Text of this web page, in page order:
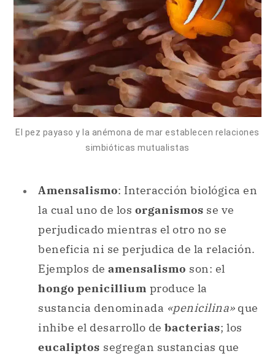
El pez payaso y la anémona de mar establecen relaciones
simbióticas mutualistas
Amensalismo: Interacción biológica en
la cual uno de los organismos se ve
perjudicado mientras el otro no se
beneficia ni se perjudica de la relación.
Ejemplos de amensalismo son: el
hongo penicillium produce la
sustancia denominada «penicilina»que
inhibe el desarrollo de bacterias; los
eucaliptos segregan sustancias que